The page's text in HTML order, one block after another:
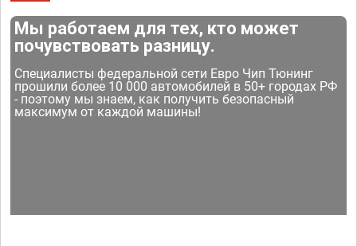
Мы работаем для тех, кто может
почувствовать разницу.
Специалисты федеральной сети Евро Чип Тюнинг
прошили более 10 000 автомобилей в 50+ городах РФ
- поэтому мы знаем, как получить безопасный
максимум от каждой машины!